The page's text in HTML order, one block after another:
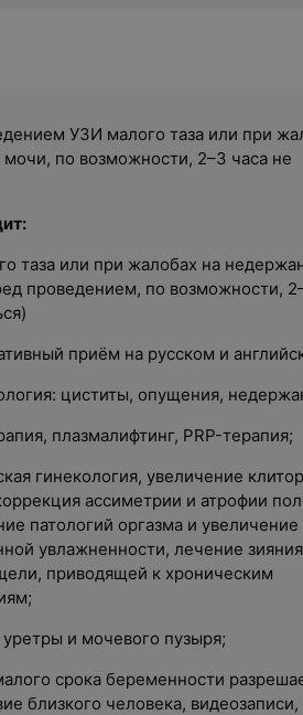
УЗИ малого таза или при
по возможности, 2–3 часа не
таза или при жалобах на
проведением, по возможности,
приём на русском и
циститы, опущения,
плазмалифтинг, PRP-терапия;
гинекология, увеличение
ассиметрии и атрофии
патологий оргазма и увеличение
увлажненности, лечение зияния
приводящей к хроническим
и мочевого пузыря;
срока беременности
близкого человека, видеозаписи,